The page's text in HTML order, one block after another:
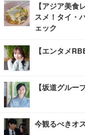
【アジア美
スメ！タイ・
ェック
【エンタメ
【坂道グル
今観るべきオ